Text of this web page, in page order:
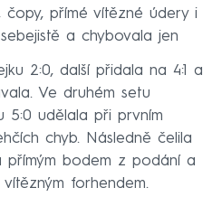
čopy, přímé vítězné údery i
a chybovala jen
2:0, další přidala na 4:1 a
Ve druhém setu
5:0 udělala při prvním
chyb. Následně čelila
přímým bodem z podání a
forhendem.